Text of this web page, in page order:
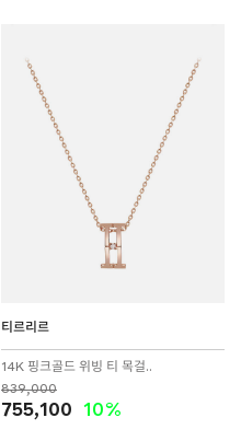
티르리르
14K 핑크골드 위빙 티 목걸..
839,000
755,100 10%